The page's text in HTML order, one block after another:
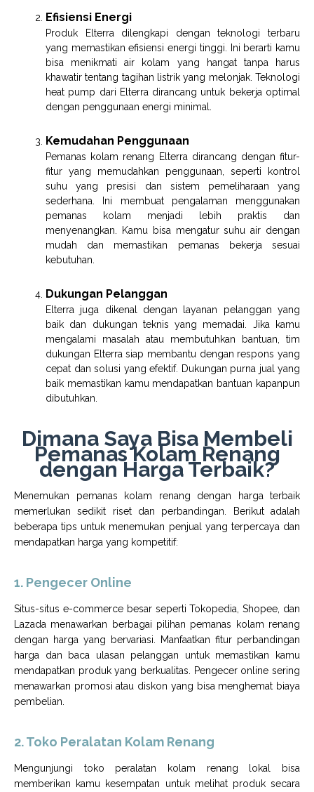
Efisiensi Energi
Produk Elterra dilengkapi dengan teknologi terbaru
yang memastikan efisiensi energi tinggi. Ini berarti kamu
bisa menikmati air kolam yang hangat tanpa harus
khawatir tentang tagihan listrik yang melonjak. Teknologi
heat pump dari Elterra dirancang untuk bekerja optimal
dengan penggunaan energi minimal.
Kemudahan Penggunaan
Pemanas kolam renang Elterra dirancang dengan fitur-
fitur yang memudahkan penggunaan, seperti kontrol
suhu yang presisi dan sistem pemeliharaan yang
sederhana. Ini membuat pengalaman menggunakan
pemanas kolam menjadi lebih praktis dan
menyenangkan. Kamu bisa mengatur suhu air dengan
mudah dan memastikan pemanas bekerja sesuai
kebutuhan.
Dukungan Pelanggan
Elterra juga dikenal dengan layanan pelanggan yang
baik dan dukungan teknis yang memadai. Jika kamu
mengalami masalah atau membutuhkan bantuan, tim
dukungan Elterra siap membantu dengan respons yang
cepat dan solusi yang efektif. Dukungan purna jual yang
baik memastikan kamu mendapatkan bantuan kapanpun
dibutuhkan.
Dimana Saya Bisa Membeli
Pemanas Kolam Renang
dengan Harga Terbaik?
Menemukan pemanas kolam renang dengan harga terbaik
memerlukan sedikit riset dan perbandingan. Berikut adalah
beberapa tips untuk menemukan penjual yang terpercaya dan
mendapatkan harga yang kompetitif:
1. Pengecer Online
Situs-situs e-commerce besar seperti Tokopedia, Shopee, dan
Lazada menawarkan berbagai pilihan pemanas kolam renang
dengan harga yang bervariasi. Manfaatkan fitur perbandingan
harga dan baca ulasan pelanggan untuk memastikan kamu
mendapatkan produk yang berkualitas. Pengecer online sering
menawarkan promosi atau diskon yang bisa menghemat biaya
pembelian.
2. Toko Peralatan Kolam Renang
Mengunjungi toko peralatan kolam renang lokal bisa
memberikan kamu kesempatan untuk melihat produk secara